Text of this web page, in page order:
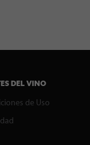
DEL VINO
de Uso